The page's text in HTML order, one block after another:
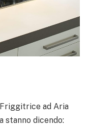
ad Aria
stanno dicendo: